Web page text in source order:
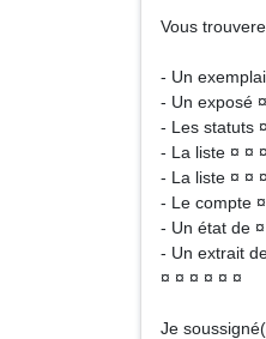
Vous
- Un
- Un exposé
- Les statuts
- La liste ¤ ¤
- La liste ¤ ¤
- Le compte
- Un état de
- Un extrait
¤ ¤ ¤ ¤ ¤ ¤
Je